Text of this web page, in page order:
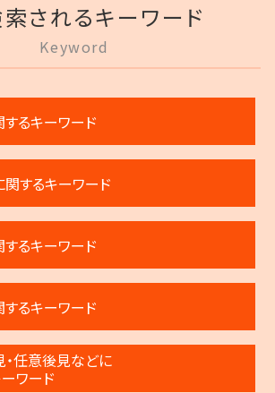
索されるキーワード
Keyword
るキーワード
住宅
合
協議書
リット
続人
するキーワード
ラブル
し 期間
時効
き
し 弁護士
るキーワード
否
謝料
れること
るキーワード
ット
任意後見などに
ワード